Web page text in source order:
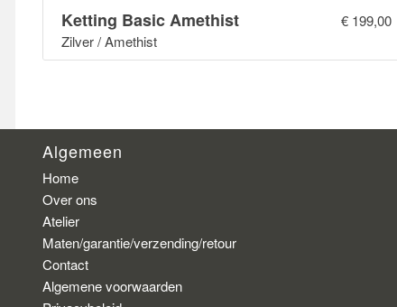
Ketting Basic Amethist
Zilver / Amethist
€199,00
Algemeen
Home
Over ons
Atelier
Maten/garantie/verzending/retour
Contact
Algemene voorwaarden